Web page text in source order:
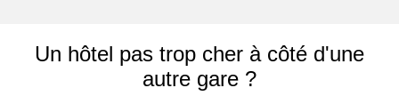
Un hôtel pas trop cher à côté d'une
autre gare ?